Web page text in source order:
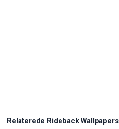
Relaterede Rideback Wallpapers